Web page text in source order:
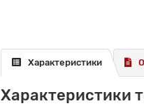
Характеристики
Характеристики